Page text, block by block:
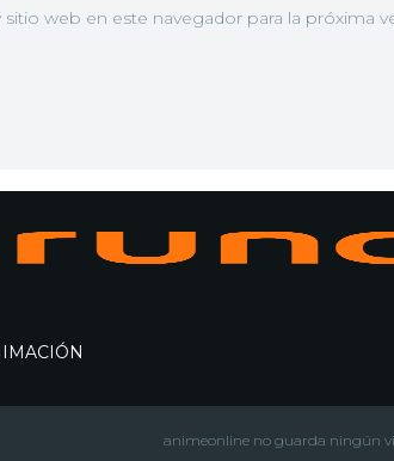
web en este navegador para la próxima
animeonline no guarda ningún